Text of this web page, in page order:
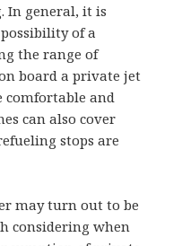
In general, it is
of a
the range of
board a private jet
comfortable and
can also cover
stops are
may turn out to be
considering when